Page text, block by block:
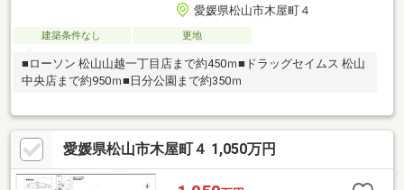
愛媛県松山市木屋町４
建築条件なし 更地
■ローソン 松山山越一丁目店まで約450ｍ■ドラッグセイムス 松山
中央店まで約950ｍ■日分公園まで約350ｍ
愛媛県松山市木屋町４ 1,050万円